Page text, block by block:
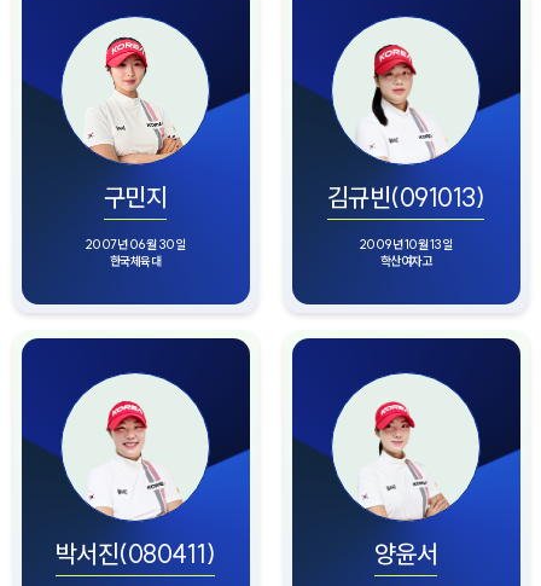
구민지
2007년 06월 30일
한국체육대
김규빈(091013)
2009년 10월 13일
학산여자고
박서진(080411) 양윤서